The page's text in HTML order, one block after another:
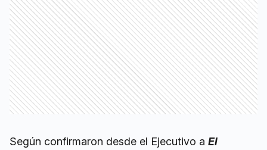
Según confirmaron desde el Ejecutivo a El